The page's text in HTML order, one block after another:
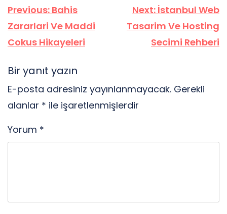
Yazı
gezinmesi
Previous: Bahis
Zararlari Ve Maddi
Cokus Hikayeleri
Next: İstanbul Web
Tasarim Ve Hosting
Secimi Rehberi
Bir yanıt yazın
E-posta adresiniz yayınlanmayacak. Gerekli
alanlar * ile işaretlenmişlerdir
Yorum *